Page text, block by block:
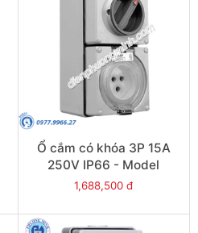
Ổ cắm có khóa 3P 15A
250V IP66 - Model
S56C315RPGY
1,688,500 đ